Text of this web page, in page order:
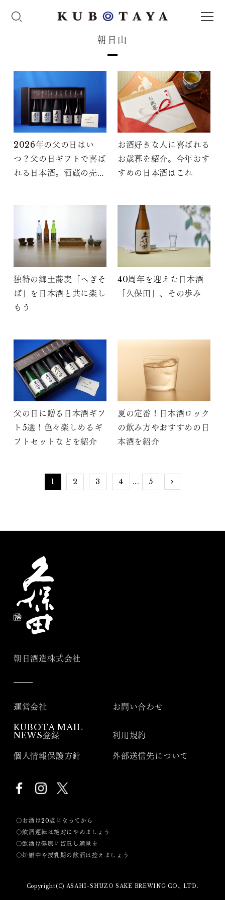
朝日山
2026年の父の日はい
つ？父の日ギフトで喜ば
れる日本酒。酒蔵の売れ
お酒好きな人に喜ばれる
お歳暮を紹介。今年おす
すめの日本酒はこれ
独特の郷土蕎麦「へぎそ
ば」を日本酒と共に楽し
もう
40周年を迎えた日本酒
「久保田」、その歩み
父の日に贈る日本酒ギフ
ト5選！色々楽しめるギ
フトセットなどを紹介
夏の定番！日本酒ロック
の飲み方やおすすめの日
本酒を紹介
1 2 3 4 ... 5
朝日酒造株式会社
運営会社 お問い合わせ
KUBOTA MAIL
NEWS登録
利用規約
個人情報保護方針 外部送信先について
〇お酒は20歳になってから
〇飲酒運転は絶対にやめましょう
〇飲酒は健康に留意し適量を
〇妊娠中や授乳期の飲酒は控えましょう
Copyright(C) ASAHI-SHUZO SAKE BREWING CO., LTD.